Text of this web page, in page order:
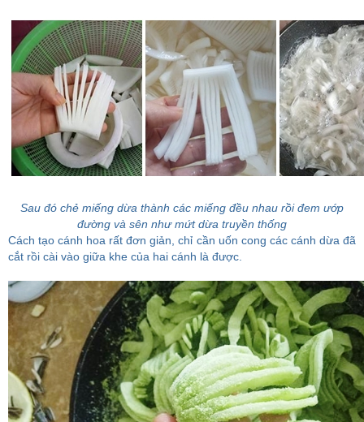
Sau đó chẻ miếng dừa thành các miếng đều nhau rồi đem ướp
đường và sên như mứt dừa truyền thống
Cách tạo cánh hoa rất đơn giản, chỉ cần uốn cong các cánh dừa đã
cắt rồi cài vào giữa khe của hai cánh là được.